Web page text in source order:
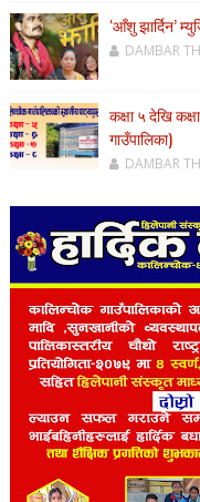
‘आँशु झार्दिन’
DAMBAR
कक्षा ५ देखि
गाउँपालिका)
DAMBAR